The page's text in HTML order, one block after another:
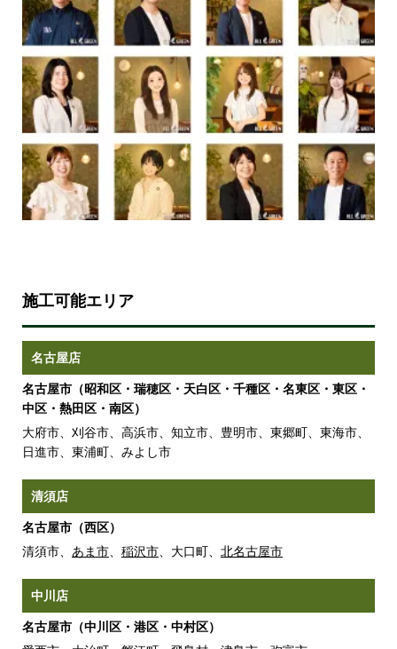
施工可能エリア
名古屋店
名古屋市（昭和区・瑞穂区・天白区・千種区・名東区・東区・
中区・熱田区・南区）
大府市、刈谷市、高浜市、知立市、豊明市、東郷町、東海市、
日進市、東浦町、みよし市
清須店
名古屋市（西区）
清須市、 あま市、 稲沢市、大口町、 北名古屋市
中川店
名古屋市（中川区・港区・中村区）